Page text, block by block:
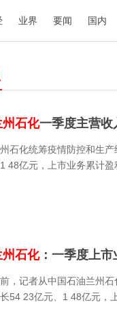
业界 要闻 国内
州石化一季度主营收
石化统筹疫情防控和生
48亿元，上市业务累计
州石化：一季度上市
，记者从中国石油兰州
54 23亿元、1 48亿元，